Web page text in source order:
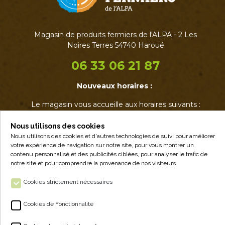
Magasin de produits fermiers de l'ALPA - 2 Les
Noires Terres 54740 Haroué
06 33 06 21 87
Nouveaux horaires :
Le magasin vous accueille aux horaires suivants :
• Jeudi : 17h - 19h
• Vendredi : 14h - 19h
• Samedi : 9h - 12h30
Nous utilisons des cookies
Nous utilisons des cookies et d'autres technologies de suivi pour améliorer
votre expérience de navigation sur notre site, pour vous montrer un
contenu personnalisé et des publicités ciblées, pour analyser le trafic de
notre site et pour comprendre la provenance de nos visiteurs.
Cookies strictement nécessaires
Cookies de Fonctionnalité